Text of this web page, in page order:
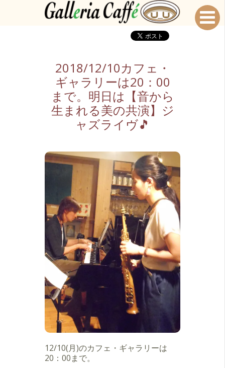
2018/12/10カフェ・
ギャラリーは20：00
まで。明日は【音から
生まれる美の共演】ジ
ャズライヴ🎵
12/10(月)のカフェ・ギャラリーは
20：00まで。